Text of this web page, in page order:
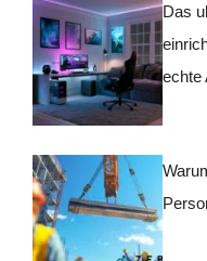
Das
echte